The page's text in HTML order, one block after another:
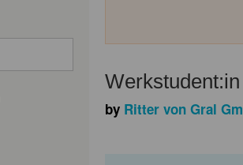
by Ritter von Gral